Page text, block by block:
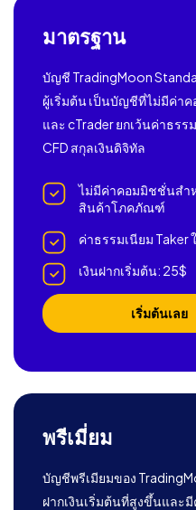
มาตรฐาน
บัญชี TradingMoon
ผู้เริ่มต้น เป็นบัญชีที่ไม่มีค่า
และ cTrader ยกเว้นค่าธร
CFD สกุลเงินดิจิทัล
ไม่มีค่าคอมมิชชั่นสำ
สินค้าโภคภัณฑ์
ค่าธรรมเนียม
เงินฝากเริ่มต้น: 25$
เริ่มต้นเลย
พรีเมี่ยม
บัญชีพรีเมียมของ
ฝากเงินเริ่มต้นที่สูงขึ้นและ